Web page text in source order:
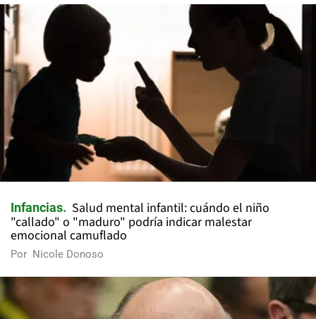
Infancias
Salud mental infantil: cuándo el niño
"callado" o "maduro" podría indicar malestar
emocional camuflado
Por Nicole Donoso